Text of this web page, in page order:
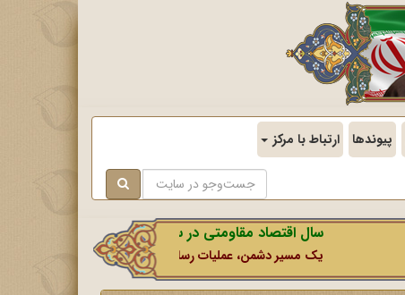
پیوندها ارتباط با مرکز
سال اقتصاد مقاومتی در سایه وحدت ملی و امنیت ملی.
یک مسیر دشمن، عملیات رسانه‌ای او است که در این ایام بطور خاص با